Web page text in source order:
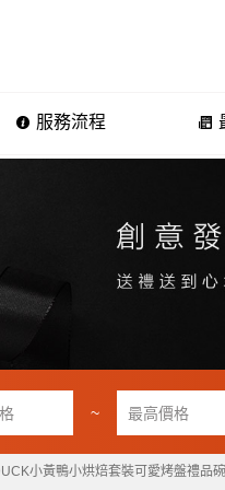
服務流程
~
小黃鴨小烘焙套裝可愛烤盤禮品